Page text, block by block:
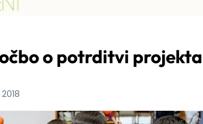
o potrditvi